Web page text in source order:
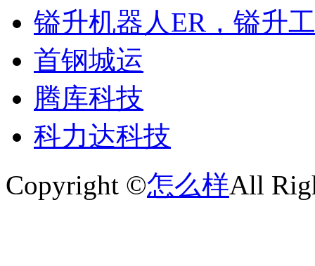
镒升机器人ER，镒升
首钢城运
腾库科技
科力达科技
Copyright ©怎么样All